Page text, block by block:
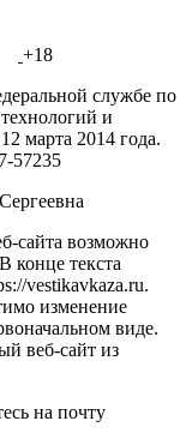
+18
службе по
и
марта 2014 года.
57235
сайта возможно
конце текста
vestikavkaza.ru.
изменение
виде.
веб-сайт из
на почту